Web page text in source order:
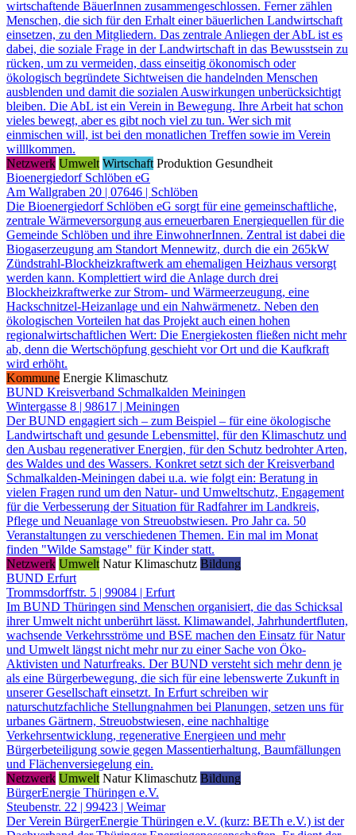
wirtschaftende BäuerInnen zusammengeschlossen. Ferner zählen
Menschen, die sich für den Erhalt einer bäuerlichen Landwirtschaft
einsetzen, zu den Mitgliedern. Das zentrale Anliegen der AbL ist es
dabei, die soziale Frage in der Landwirtschaft in das Bewusstsein zu
rücken, um zu vermeiden, dass einseitig ökonomisch oder
ökologisch begründete Sichtweisen die handelnden Menschen
ausblenden und damit die sozialen Auswirkungen unberücksichtigt
bleiben. Die AbL ist ein Verein in Bewegung. Ihre Arbeit hat schon
vieles bewegt, aber es gibt noch viel zu tun. Wer sich mit
einmischen will, ist bei den monatlichen Treffen sowie im Verein
willlkommen.
Netzwerk Umwelt Wirtschaft Produktion Gesundheit
Bioenergiedorf Schlöben eG
Am Wallgraben 20 | 07646 | Schlöben
Die Bioenergiedorf Schlöben eG sorgt für eine gemeinschaftliche,
zentrale Wärmeversorgung aus erneuerbaren Energiequellen für die
Gemeinde Schlöben und ihre EinwohnerInnen. Zentral ist dabei die
Biogaserzeugung am Standort Mennewitz, durch die ein 265kW
Zündstrahl-Blockheizkraftwerk am ehemaligen Heizhaus versorgt
werden kann. Komplettiert wird die Anlage durch drei
Blockheizkraftwerke zur Strom- und Wärmeerzeugung, eine
Hackschnitzel-Heizanlage und ein Nahwärmenetz. Neben den
ökologischen Vorteilen hat das Projekt auch einen hohen
regionalwirtschaftlichen Wert: Die Energiekosten fließen nicht mehr
ab, denn die Wertschöpfung geschieht vor Ort und die Kaufkraft
wird erhöht.
Kommune Energie Klimaschutz
BUND Kreisverband Schmalkalden Meiningen
Wintergasse 8 | 98617 | Meiningen
Der BUND engagiert sich – zum Beispiel – für eine ökologische
Landwirtschaft und gesunde Lebensmittel, für den Klimaschutz und
den Ausbau regenerativer Energien, für den Schutz bedrohter Arten,
des Waldes und des Wassers. Konkret setzt sich der Kreisverband
Schmalkalden-Meiningen dabei u.a. wie folgt ein: Beratung in
vielen Fragen rund um den Natur- und Umweltschutz, Engagement
für die Verbesserung der Situation für Radfahrer im Landkreis,
Pflege und Neuanlage von Streuobstwiesen. Pro Jahr ca. 50
Veranstaltungen zu verschiedenen Themen. Ein mal im Monat
finden "Wilde Samstage" für Kinder statt.
Netzwerk Umwelt Natur Klimaschutz Bildung
BUND Erfurt
Trommsdorffstr. 5 | 99084 | Erfurt
Im BUND Thüringen sind Menschen organisiert, die das Schicksal
ihrer Umwelt nicht unberührt lässt. Klimawandel, Jahrhundertfluten,
wachsende Verkehrsströme und BSE machen den Einsatz für Natur
und Umwelt längst nicht mehr nur zu einer Sache von Öko-
Aktivisten und Naturfreaks. Der BUND versteht sich mehr denn je
als eine Bürgerbewegung, die sich für eine lebenswerte Zukunft in
unserer Gesellschaft einsetzt. In Erfurt schreiben wir
naturschutzfachliche Stellungnahmen bei Planungen, setzen uns für
urbanes Gärtnern, Streuobstwiesen, eine nachhaltige
Verkehrsentwicklung, regenerative Energieen und mehr
Bürgerbeteiligung sowie gegen Massentierhaltung, Baumfällungen
und Flächenversiegelung ein.
Netzwerk Umwelt Natur Klimaschutz Bildung
BürgerEnergie Thüringen e.V.
Steubenstr. 22 | 99423 | Weimar
Der Verein BürgerEnergie Thüringen e.V. (kurz: BETh e.V.) ist der